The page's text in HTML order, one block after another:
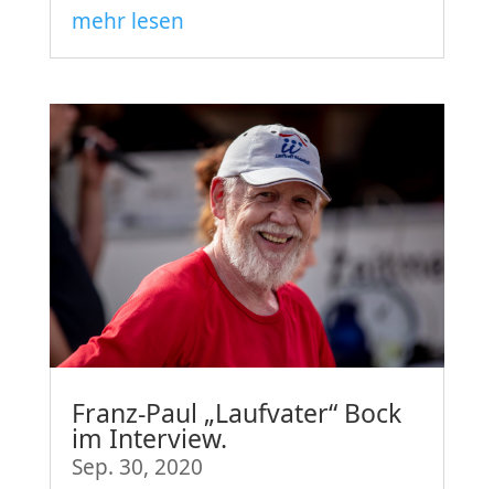
mehr lesen
Franz-Paul „Laufvater“ Bock
im Interview.
Sep. 30, 2020